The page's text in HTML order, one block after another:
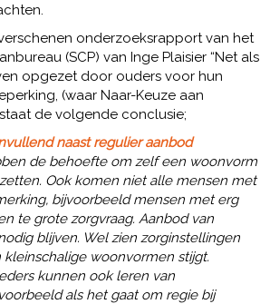
onderzoeksrapport van het
(SCP) van Inge Plaisier “Net als
opgezet door ouders voor hun
(waar Naar-Keuze aan
de volgende conclusie;
naast regulier aanbod
de behoefte om zelf een woonvorm
Ook komen niet alle mensen met
bijvoorbeeld mensen met erg
te grote zorgvraag. Aanbod van
blijven. Wel zien zorginstellingen
woonvormen stijgt.
kunnen ook leren van
als het gaat om regie bij